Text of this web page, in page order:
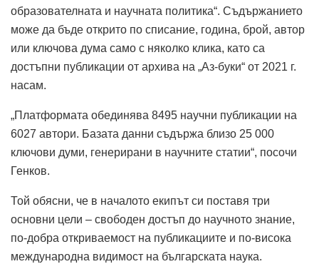
образователната и научната политика“. Съдържанието
може да бъде открито по списание, година, брой, автор
или ключова дума само с няколко клика, като са
достъпни публикации от архива на „Аз-буки“ от 2021 г.
насам.
„Платформата обединява 8495 научни публикации на
6027 автори. Базата данни съдържа близо 25 000
ключови думи, генерирани в научните статии“, посочи
Генков.
Той обясни, че в началото екипът си поставя три
основни цели – свободен достъп до научното знание,
по-добра откриваемост на публикациите и по-висока
международна видимост на българската наука.